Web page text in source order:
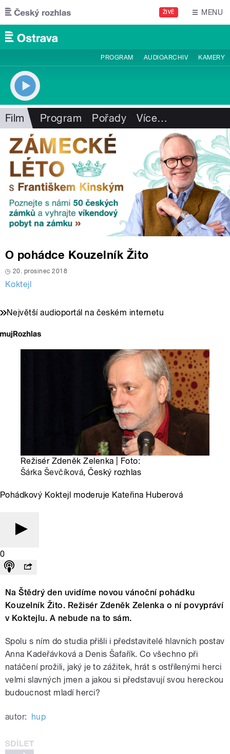
Přejít k hlavnímu obsahu
ŽIVĚ MENU
PROGRAM AUDIOARCHIV KAMERY
Film Program Pořady Více…
O pohádce Kouzelník Žito
20. prosinec 2018
Koktejl
Největší audioportál na českém internetu
Režisér Zdeněk Zelenka | Foto:
Šárka Ševčíková, Český rozhlas
Pohádkový Koktejl moderuje Kateřina Huberová
0
Na Štědrý den uvidíme novou vánoční pohádku
Kouzelník Žito. Režisér Zdeněk Zelenka o ní povypráví
v Koktejlu. A nebude na to sám.
Spolu s ním do studia přišli i představitelé hlavních postav
Anna Kadeřávková a Denis Šafařík. Co všechno při
natáčení prožili, jaký je to zážitek, hrát s ostřílenými herci
velmi slavných jmen a jakou si představují svou hereckou
budoucnost mladí herci?
autor: hup